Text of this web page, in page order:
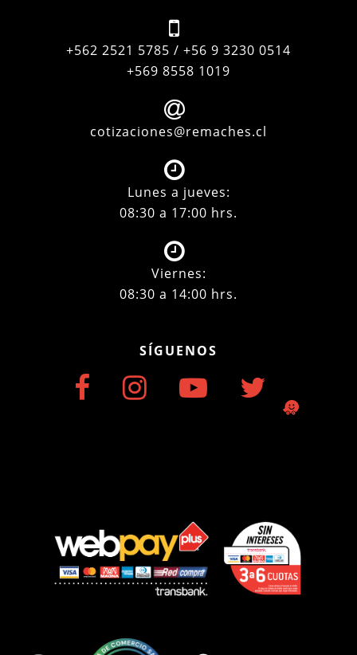
+562 2521 5785 / +56 9 3230 0514
+569 8558 1019
cotizaciones@remaches.cl
Lunes a jueves:
08:30 a 17:00 hrs.
Viernes:
08:30 a 14:00 hrs.
SÍGUENOS